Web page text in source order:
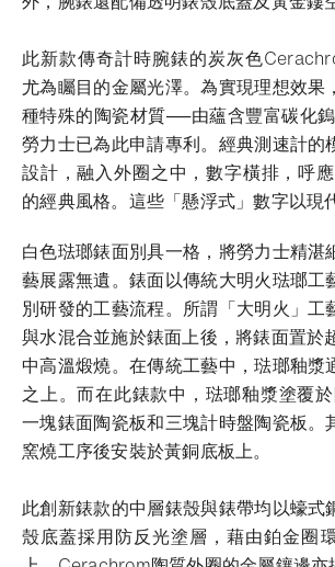
此新款傳奇計時腕錶的炭灰色
尤為矚目的金屬光澤。為實現理想效果
種特殊的陶瓷材質──由蘊含豐富碳化
勞力士已為此申請專利。經典測速計的
設計，融入外圈之中，數字橫排，呼
的經典風格。這些「懸浮式」數字以現
白色琺瑯錶面別具一格，將勞力士精湛
藝展露無遺。錶面以傳統大明火琺瑯工
別研發的工藝流程。所謂「大明火」工
與水混合並施於錶面上後，將錶面置於
中高溫煅燒。在傳統工藝中，琺瑯釉漿
之上。而在此錶款中，琺瑯釉漿塗覆
一塊錶面陶瓷板和三塊計時盤陶瓷板。
窯燒工序後安裝於黃銅底板上。
此創新錶款的中層錶殼與錶帶均以蠔式
殼底蓋採用防反光塗層，藉由鉑金圈